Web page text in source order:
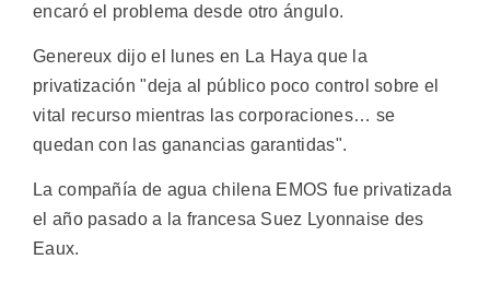
encaró el problema desde otro ángulo.
Genereux dijo el lunes en La Haya que la
privatización "deja al público poco control sobre el
vital recurso mientras las corporaciones… se
quedan con las ganancias garantidas".
La compañía de agua chilena EMOS fue privatizada
el año pasado a la francesa Suez Lyonnaise des
Eaux.